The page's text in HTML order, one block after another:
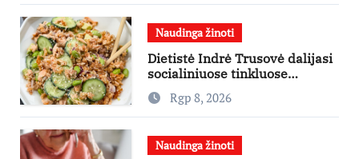
Naudinga žinoti
Dietistė Indrė Trusovė dalijasi
socialiniuose tinkluose
išpopuliarėjusiu lašišos salotų
receptuRgp 8, 2026
Naudinga žinoti